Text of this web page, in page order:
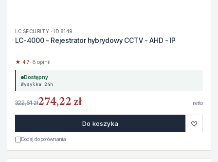
LC SECURITY · ID 8149
LC-4000 - Rejestrator hybrydowy CCTV - AHD - IP
★ 4.7· 8 opinii
Dostępny
Wysyłka 24h
322,61 zł274,22 zł netto
Do koszyka ♡
Dodaj do porównania